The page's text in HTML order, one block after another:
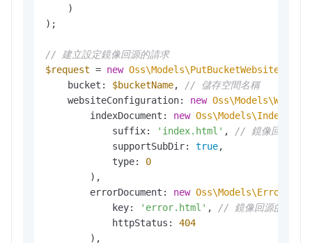
    )
);
// 建立設定鏡像回源的請求
$request = new
    bucket:
$bucketName, // 儲存空間名稱
    websiteConfiguration:
new
        indexDocument:
new
            suffix:
'index.html' , // 鏡像回源的預
            supportSubDir:
true,
            type:
0
        ),
        errorDocument:
new
            key:
'error.html' , // 鏡像回源的錯誤
            httpStatus:
404
        ),